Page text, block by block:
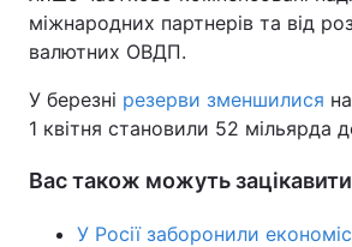
міжнародних партнерів та від
валютних ОВДП.
У березні резерви зменшилися
1 квітня становили 52 мільярда
Вас також можуть
У Росії заборонили